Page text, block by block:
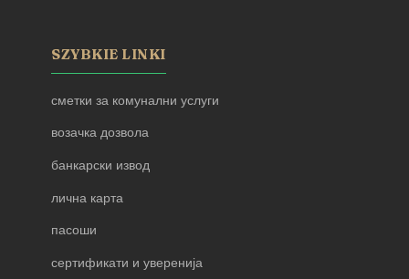
SZYBKIE LINKI
сметки за комунални услуги
возачка дозвола
банкарски извод
лична карта
пасоши
сертификати и уверенија